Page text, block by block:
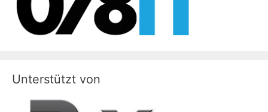
Unterstützt von